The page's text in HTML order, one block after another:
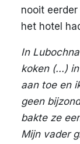
nooit
het hotel
In
koken (...)
aan toe en
geen
bakte ze
Mijn vader